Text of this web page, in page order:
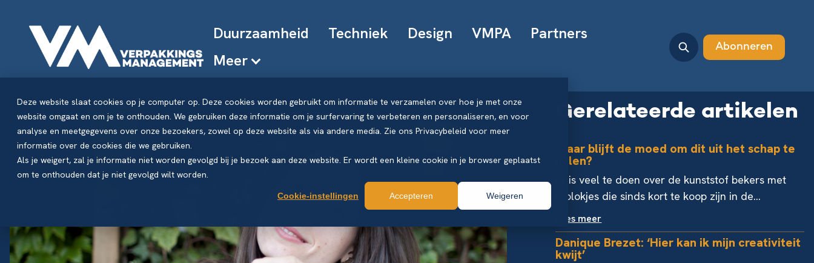
Deze website slaat cookies op je computer op. Deze cookies worden gebruikt om informatie te verzamelen over hoe je met onze
website omgaat en om je te onthouden. We gebruiken deze informatie om je surfervaring te verbeteren en personaliseren, en voor
analyse en meetgegevens over onze bezoekers, zowel op deze website als via andere media. Zie ons Privacybeleid voor meer
informatie over de cookies die we gebruiken.
Als je weigert, zal je informatie niet worden gevolgd bij je bezoek aan deze website. Er wordt een kleine cookie in je browser geplaatst
om te onthouden dat je niet gevolgd wilt worden.
Cookie-instellingen Accepteren Weigeren
Duurzaamheid Techniek Design VMPA
Partners
Meer
Abonneren
Gerelateerde artikelen
Waar blijft de moed om dit uit het schap te
halen?
Er is veel te doen over de kunststof bekers met
ijsblokjes die sinds kort te koop zijn in de...
Lees meer
Danique Brezet: ‘Hier kan ik mijn creativiteit
kwijt’